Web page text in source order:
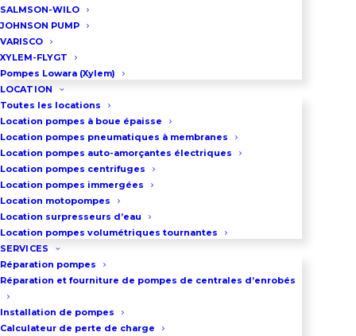
SALMSON-WILO
JOHNSON PUMP
VARISCO
XYLEM-FLYGT
Pompes Lowara (Xylem)
LOCATION
Toutes les locations
Location pompes à boue épaisse
Location pompes pneumatiques à membranes
Location pompes auto-amorçantes électriques
Location pompes centrifuges
Location pompes immergées
Location motopompes
Location surpresseurs d’eau
Location pompes volumétriques tournantes
SERVICES
Réparation pompes
Réparation et fourniture de pompes de centrales d’enrobés
Installation de pompes
Calculateur de perte de charge
l’aspiration ou raccords
Ce groupe de pompage est assorti
d’un coffret électrique de
commande et de démarrage
étoile-triangle.
Poids du groupe : 770 Kg
Dimension LXlXH : 140X90X130cm
LOC1166
03 86 66 57 47